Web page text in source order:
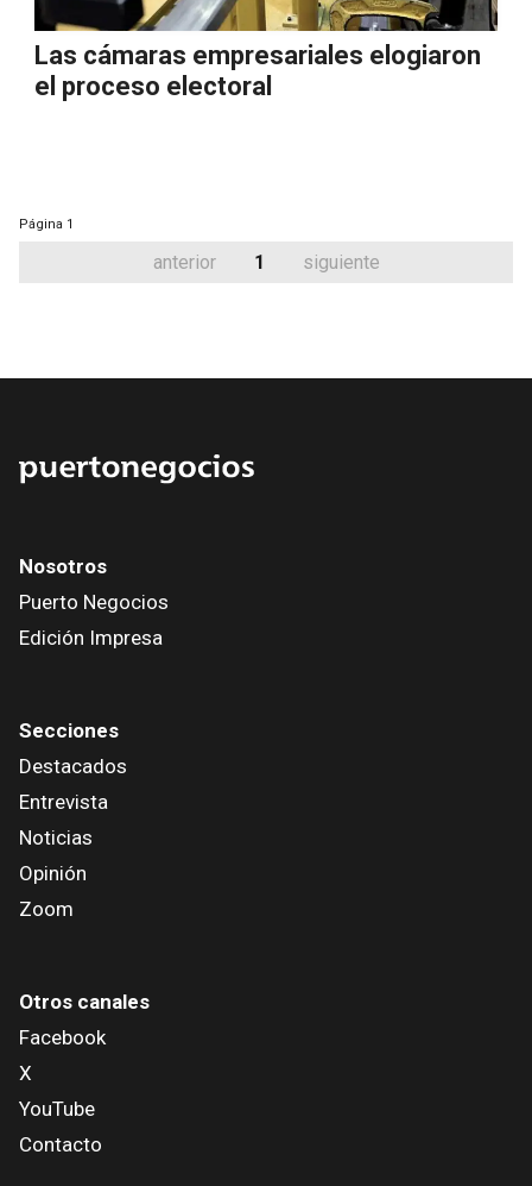
Las cámaras empresariales elogiaron
el proceso electoral
Página 1
anterior 1 siguiente
Nosotros
Puerto Negocios
Edición Impresa
Secciones
Destacados
Entrevista
Noticias
Opinión
Zoom
Otros canales
Facebook
X
YouTube
Contacto